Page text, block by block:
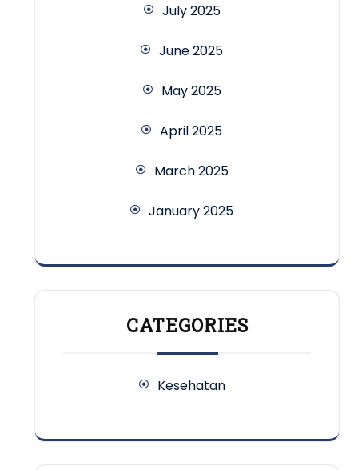
July 2025
June 2025
May 2025
April 2025
March 2025
January 2025
CATEGORIES
Kesehatan